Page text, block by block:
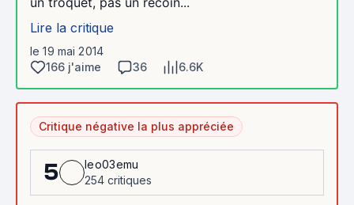
Lire la critique
le 19 mai 2014
166 j'aime
36 6.6K
Critique négative la plus appréciée
5
leo03emu
254 critiques